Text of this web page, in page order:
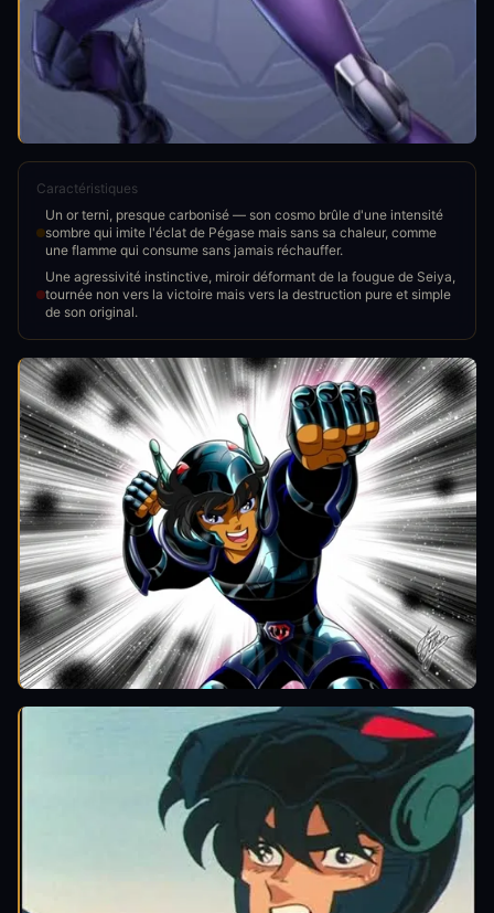
Caractéristiques
Un or terni, presque carbonisé — son cosmo brûle d'une intensité
sombre qui imite l'éclat de Pégase mais sans sa chaleur, comme
une flamme qui consume sans jamais réchauffer.
Une agressivité instinctive, miroir déformant de la fougue de Seiya,
tournée non vers la victoire mais vers la destruction pure et simple
de son original.